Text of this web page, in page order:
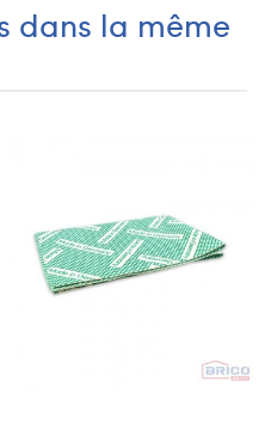
dans la même